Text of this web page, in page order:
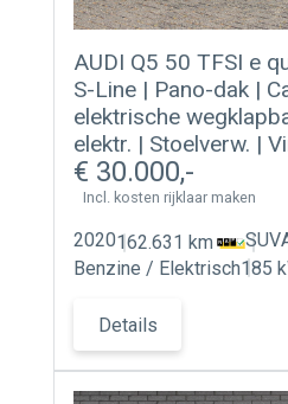
AUDI Q5 50 TFSI e
S-Line | Pano-dak |
elektrische
elektr. | Stoelverw. |
30.000
Incl. kosten rijklaar maken
2020162.631 km SUV
Benzine / Elektrisch185
Details